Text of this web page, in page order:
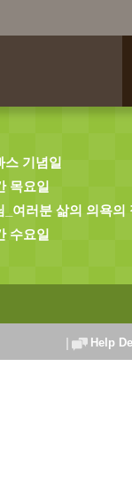
스 기념일
목요일
여러분 삶의 의욕의
수요일
Help